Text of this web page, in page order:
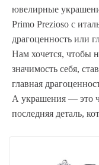
ювелирные
Primo Prezioso с
драгоценность или
Нам хочется, чтобы
значимость себя,
главная
А украшения — это
последняя деталь,